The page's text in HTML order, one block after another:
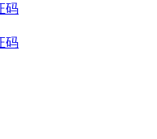
码
码